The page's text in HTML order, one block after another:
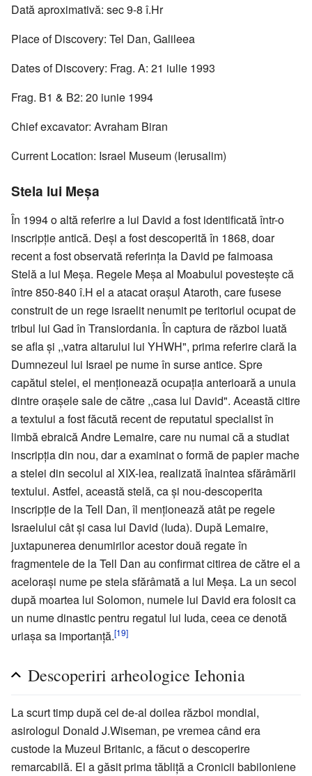
Dată aproximativă: sec 9-8 î.Hr
Place of Discovery: Tel Dan, Galileea
Dates of Discovery: Frag. A: 21 iulie 1993
Frag. B1 & B2: 20 iunie 1994
Chief excavator: Avraham Biran
Current Location: Israel Museum (Ierusalim)
Stela lui Meşa
În 1994 o altă referire a lui David a fost identificată într-o
inscripţie antică. Deşi a fost descoperită în 1868, doar
recent a fost observată referinţa la David pe faimoasa
Stelă a lui Meşa. Regele Meşa al Moabului povesteşte că
între 850-840 î.H el a atacat oraşul Ataroth, care fusese
construit de un rege israelit nenumit pe teritoriul ocupat de
tribul lui Gad în Transiordania. În captura de război luată
se afla şi ,,vatra altarului lui YHWH", prima referire clară la
Dumnezeul lui Israel pe nume în surse antice. Spre
capătul stelei, el menţionează ocupaţia anterioară a unuia
dintre oraşele sale de către ,,casa lui David". Această citire
a textului a fost făcută recent de reputatul specialist în
limbă ebraică Andre Lemaire, care nu numai că a studiat
inscripţia din nou, dar a examinat o formă de papier mache
a stelei din secolul al XIX-lea, realizată înaintea sfărâmării
textului. Astfel, această stelă, ca şi nou-descoperita
inscripţie de la Tell Dan, îl menţionează atât pe regele
Israelului cât şi casa lui David (Iuda). După Lemaire,
juxtapunerea denumirilor acestor două regate în
fragmentele de la Tell Dan au confirmat citirea de către el a
aceloraşi nume pe stela sfărâmată a lui Meşa. La un secol
după moartea lui Solomon, numele lui David era folosit ca
un nume dinastic pentru regatul lui Iuda, ceea ce denotă
uriaşa sa importanţă.[19]
Descoperiri arheologice Iehonia
La scurt timp după cel de-al doilea război mondial,
asirologul Donald J.Wiseman, pe vremea când era
custode la Muzeul Britanic, a făcut o descoperire
remarcabilă. El a găsit prima tăbliţă a Cronicii babiloniene